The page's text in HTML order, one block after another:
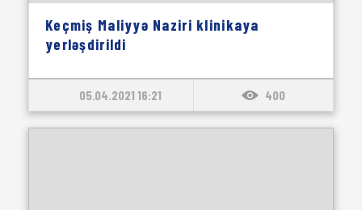
Keçmiş Maliyyə Naziri klinikaya
yerləşdirildi
05.04.2021 16:21 400